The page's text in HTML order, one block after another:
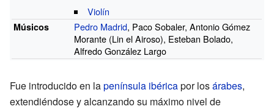
Violín
Músicos Pedro Madrid, Paco Sobaler,Antonio Gómez
Morante (Lin el Airoso), Esteban Bolado,
Alfredo González Largo
Fue introducido en lapenínsula ibéricapor losárabes,
extendiéndose y alcanzando su máximo nivel de